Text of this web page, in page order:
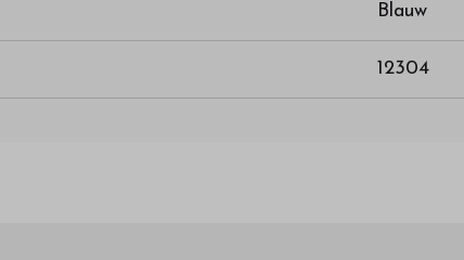
Blauw
12304